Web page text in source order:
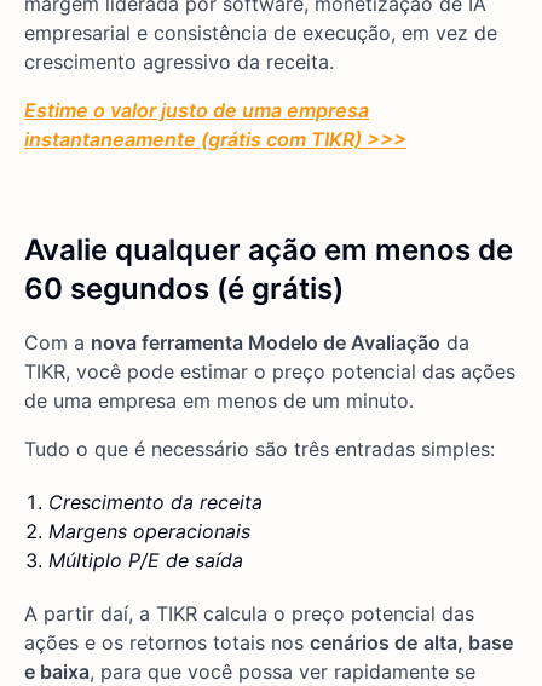
empresarial e consistência de execução, em vez de
crescimento agressivo da receita.
Estime o valor justo de uma empresa
instantaneamente (grátis com TIKR) >>>
Avalie qualquer ação em menos de
60 segundos (é grátis)
Com a nova ferramenta Modelo de Avaliação da
TIKR, você pode estimar o preço potencial das ações
de uma empresa em menos de um minuto.
Tudo o que é necessário são três entradas simples:
Crescimento da receita
Margens operacionais
Múltiplo P/E de saída
A partir daí, a TIKR calcula o preço potencial das
ações e os retornos totais nos cenários de alta, base
e baixa, para que você possa ver rapidamente se